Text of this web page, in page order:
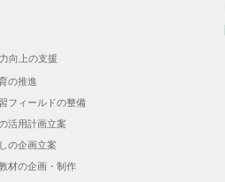
向上の支援
の推進
フィールドの整備
活用計画立案
の企画立案
材の企画・制作